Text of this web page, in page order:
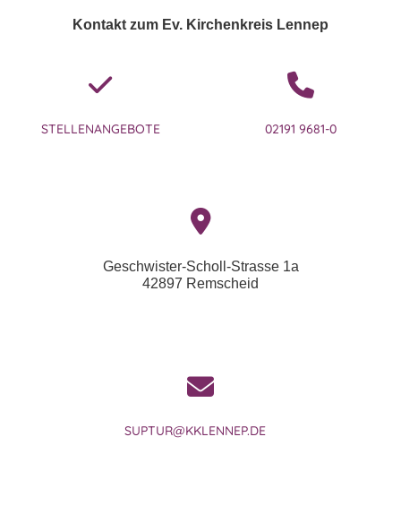
Kontakt zum Ev. Kirchenkreis Lennep
STELLENANGEBOTE 02191 9681-0
Geschwister-Scholl-Strasse 1a
42897 Remscheid
SUPTUR@KKLENNEP.DE